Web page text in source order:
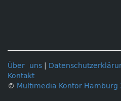
Über uns
Kontakt
© Multimedia Kontor Hamburg